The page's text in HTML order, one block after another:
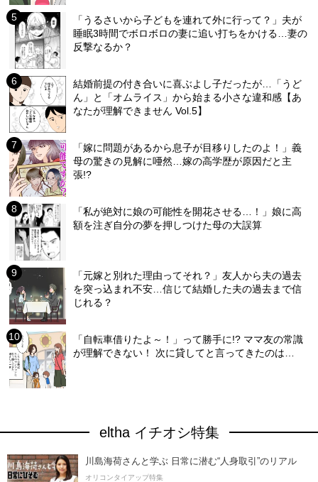
「うるさいから子どもを連れて外に行って？」夫が
睡眠3時間でボロボロの妻に追い打ちをかける…妻の
反撃なるか？
結婚前提の付き合いに喜ぶよし子だったが…「うど
ん」と「オムライス」から始まる小さな違和感【あ
なたが理解できません Vol.5】
「嫁に問題があるから息子が目移りしたのよ！」義
母の驚きの見解に唖然…嫁の高学歴が原因だと主
張!?
「私が絶対に娘の可能性を開花させる…！」娘に高
額を注ぎ自分の夢を押しつけた母の大誤算
「元嫁と別れた理由ってそれ？」友人から夫の過去
を突っ込まれ不安…信じて結婚した夫の過去まで信
じれる？
「自転車借りたよ～！」って勝手に!? ママ友の常識
が理解できない！ 次に貸してと言ってきたのは…
eltha イチオシ特集
川島海荷さんと学ぶ 日常に潜む“人身取引”のリアル
オリコンタイアップ特集